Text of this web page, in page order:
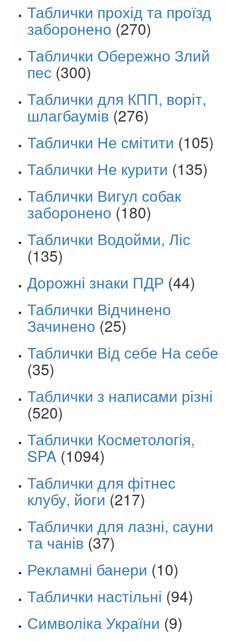
Таблички прохід та проїзд
заборонено (270)
Таблички Обережно Злий
пес (300)
Таблички для КПП, воріт,
шлагбаумів (276)
Таблички Не смітити (105)
Таблички Не курити (135)
Таблички Вигул собак
заборонено (180)
Таблички Водойми, Ліс
(135)
Дорожні знаки ПДР (44)
Таблички Відчинено
Зачинено (25)
Таблички Від себе На себе
(35)
Таблички з написами різні
(520)
Таблички Косметологія,
SPA (1094)
Таблички для фітнес
клубу, йоги (217)
Таблички для лазні, сауни
та чанів (37)
Рекламні банери (10)
Таблички настільні (94)
Символіка України (9)